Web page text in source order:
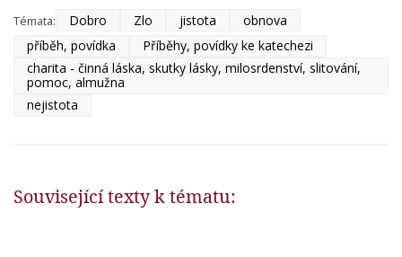
Témata:
Dobro Zlo jistota
obnova
příběh, povídka
Příběhy, povídky ke katechezi
charita - činná láska, skutky lásky, milosrdenství, slitování,
pomoc, almužna
nejistota
Související texty k tématu: